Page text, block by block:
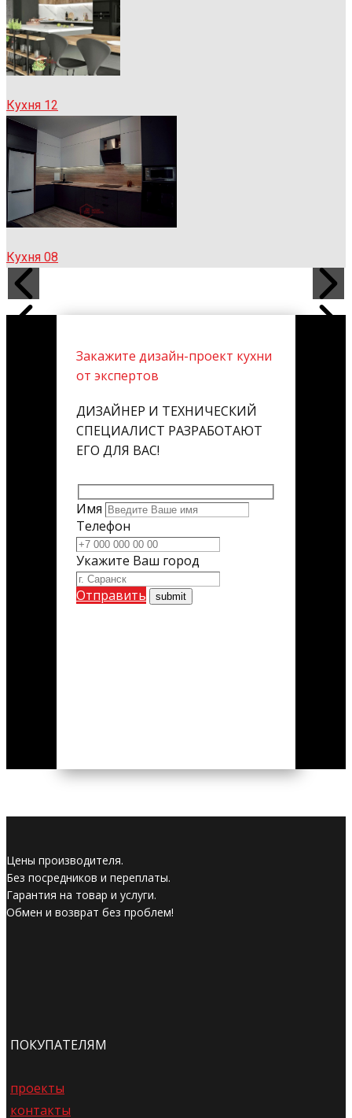
Кухня 12
Кухня 08
Закажите дизайн-проект кухни
от экспертов
ДИЗАЙНЕР И ТЕХНИЧЕСКИЙ
СПЕЦИАЛИСТ РАЗРАБОТАЮТ
ЕГО ДЛЯ ВАС!
Имя
Телефон
Укажите Ваш город
Отправить
Цены производителя.
Без посредников и переплаты.
Гарантия на товар и услуги.
Обмен и возврат без проблем!
ПОКУПАТЕЛЯМ
проекты
контакты